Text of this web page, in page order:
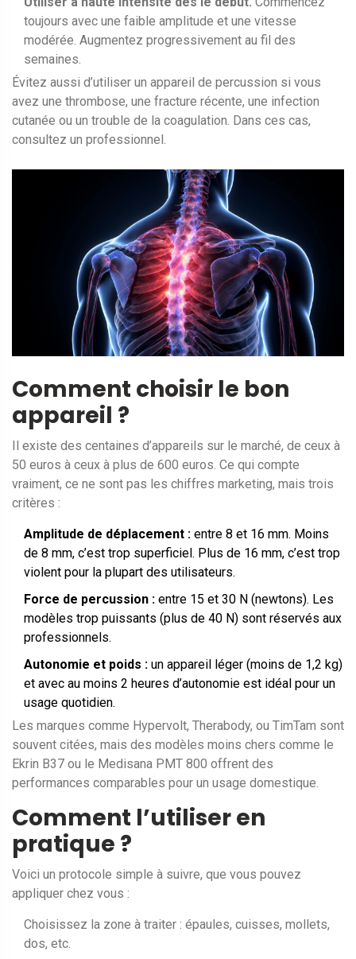
toujours avec une faible amplitude et une vitesse
modérée. Augmentez progressivement au fil des
semaines.
Évitez aussi d’utiliser un appareil de percussion si vous
avez une thrombose, une fracture récente, une infection
cutanée ou un trouble de la coagulation. Dans ces cas,
consultez un professionnel.
Comment choisir le bon
appareil ?
Il existe des centaines d’appareils sur le marché, de ceux à
50 euros à ceux à plus de 600 euros. Ce qui compte
vraiment, ce ne sont pas les chiffres marketing, mais trois
critères :
Amplitude de déplacement : entre 8 et 16 mm. Moins
de 8 mm, c’est trop superficiel. Plus de 16 mm, c’est trop
violent pour la plupart des utilisateurs.
Force de percussion : entre 15 et 30 N (newtons). Les
modèles trop puissants (plus de 40 N) sont réservés aux
professionnels.
Autonomie et poids : un appareil léger (moins de 1,2 kg)
et avec au moins 2 heures d’autonomie est idéal pour un
usage quotidien.
Les marques comme Hypervolt, Therabody, ou TimTam sont
souvent citées, mais des modèles moins chers comme le
Ekrin B37 ou le Medisana PMT 800 offrent des
performances comparables pour un usage domestique.
Comment l’utiliser en
pratique ?
Voici un protocole simple à suivre, que vous pouvez
appliquer chez vous :
Choisissez la zone à traiter : épaules, cuisses, mollets,
dos, etc.